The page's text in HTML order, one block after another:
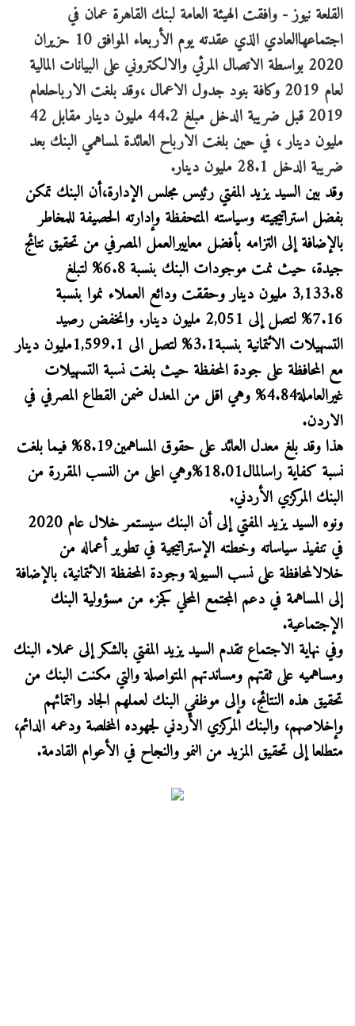
القلعة نيوز - وافقت الهيئة العامة لبنك القاهرة عمان في
اجتماعهاالعادي الذي عقدته يوم الأربعاء الموافق 10 حزيران
2020 بواسطة الاتصال المرئي والالكتروني على البيانات المالية
لعام 2019 وكافة بنود جدول الاعمال ،وقد بلغت الارباحلعام
2019 قبل ضريبة الدخل مبلغ 44.2 مليون دينار مقابل 42
مليون دينار ، في حين بلغت الارباح العائدة لمساهمي البنك بعد
ضريبة الدخل 28.1 مليون دينار.
وقد بين السيد يزيد المفتي رئيس مجلس الإدارة،أن البنك تمكن
بفضل استراتيجيته وسياسته المتحفظة وإدارته الحصيفة للمخاطر
بالإضافة إلى التزامه بأفضل معاييرالعمل المصرفي من تحقيق نتائج
جيدة، حيث نمت موجودات البنك بنسبة 6.8% لتبلغ
3,133.8 مليون دينار وحققت ودائع العملاء نموا بنسبة
7.16% لتصل إلى 2,051 مليون دينار. وانخفض رصيد
التسهيلات الائتمانية بنسبة3.1% لتصل الى 1,599.1مليون دينار
مع المحافظة على جودة المحفظة حيث بلغت نسبة التسهيلات
غيرالعاملة4.84% وهي اقل من المعدل ضمن القطاع المصرفي في
الاردن.
هذا وقد بلغ معدل العائد على حقوق المساهمين8.19% فيما بلغت
نسبة كفاية راسالمال18.01%وهي اعلى من النسب المقررة من
البنك المركزي الأردني.
ونوه السيد يزيد المفتي إلى أن البنك سيستمر خلال عام 2020
في تنفيذ سياساته وخطته الإستراتيجية في تطوير أعماله من
خلالالمحافظة على نسب السيولة وجودة المحفظة الائتمانية، بالإضافة
إلى المساهمة في دعم المجتمع المحلي كجزء من مسؤولية البنك
الإجتماعية.
وفي نهاية الاجتماع تقدم السيد يزيد المفتي بالشكر إلى عملاء البنك
ومساهميه على ثقتهم ومساندتهم المتواصلة والتي مكنت البنك من
تحقيق هذه النتائج، وإلى موظفي البنك لعملهم الجاد وانتمائهم
وإخلاصهم، والبنك المركزي الأردني لجهوده المخلصة ودعمه الدائم،
متطلعا إلى تحقيق المزيد من النمو والنجاح في الأعوام القادمة.